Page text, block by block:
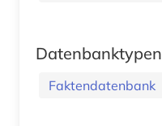
Datenbanktypen
Faktendatenbank